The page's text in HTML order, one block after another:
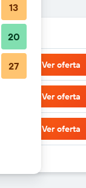
Ver oferta
Ver oferta
Ver oferta
13
20
27